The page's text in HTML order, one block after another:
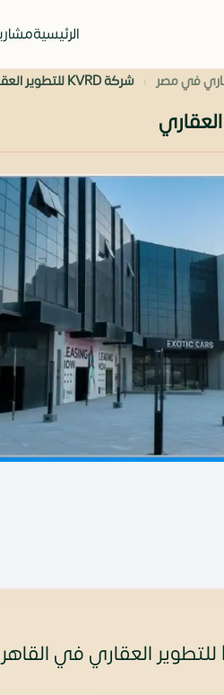
الرئيسية
في مصر › شركة KVRD للتطوير العقاري